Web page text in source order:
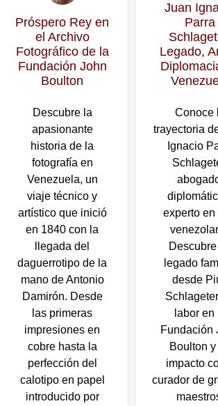
Próspero Rey en
el Archivo
Fotográfico de la
Fundación John
Boulton
Descubre la
apasionante
historia de la
fotografía en
Venezuela, un
viaje técnico y
artístico que inició
en 1840 con la
llegada del
daguerrotipo de la
mano de Antonio
Damirón. Desde
las primeras
impresiones en
cobre hasta la
perfección del
calotipo en papel
introducido por
Juan
Parra
Legado,
Conoce
trayectoria
Ignacio
experto en
legado
desde
labor en
Fundación
Boulton y
impacto
curador de